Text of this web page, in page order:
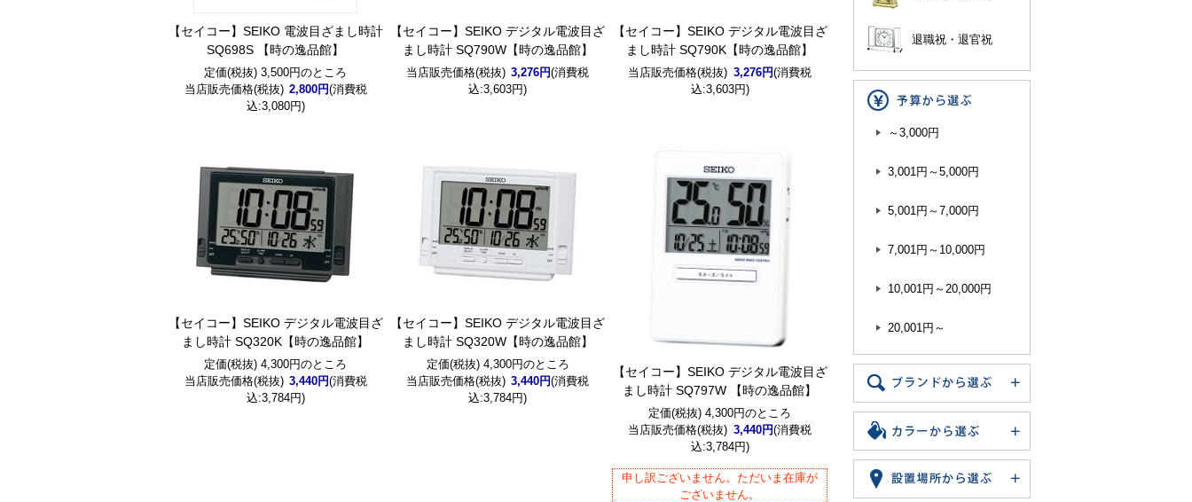
【セイコー】SEIKO 電波目ざまし時計
SQ698S 【時の逸品館】
定価(税抜) 3,500円のところ
当店販売価格(税抜) 2,800円(消費税
込:3,080円)
【セイコー】SEIKO デジタル電波目ざ
まし時計 SQ790W【時の逸品館】
当店販売価格(税抜) 3,276円(消費税
込:3,603円)
【セイコー】SEIKO デジタル電波目ざ
まし時計 SQ790K【時の逸品館】
当店販売価格(税抜) 3,276円(消費税
込:3,603円)
【セイコー】SEIKO デジタル電波目ざ
まし時計 SQ320K【時の逸品館】
定価(税抜) 4,300円のところ
当店販売価格(税抜) 3,440円(消費税
込:3,784円)
【セイコー】SEIKO デジタル電波目ざ
まし時計 SQ320W【時の逸品館】
定価(税抜) 4,300円のところ
当店販売価格(税抜) 3,440円(消費税
込:3,784円)
【セイコー】SEIKO デジタル電波目ざ
まし時計 SQ797W 【時の逸品館】
定価(税抜) 4,300円のところ
当店販売価格(税抜) 3,440円(消費税
込:3,784円)
申し訳ございません。ただいま在庫が
ございません。
退職祝・退官祝
～3,000円
3,001円～5,000円
5,001円～7,000円
7,001円～10,000円
10,001円～20,000円
20,001円～